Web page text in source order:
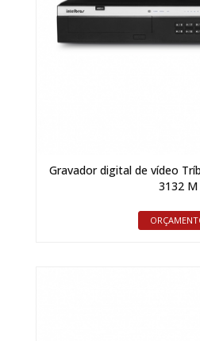
Gravador digital de vídeo
3132 M